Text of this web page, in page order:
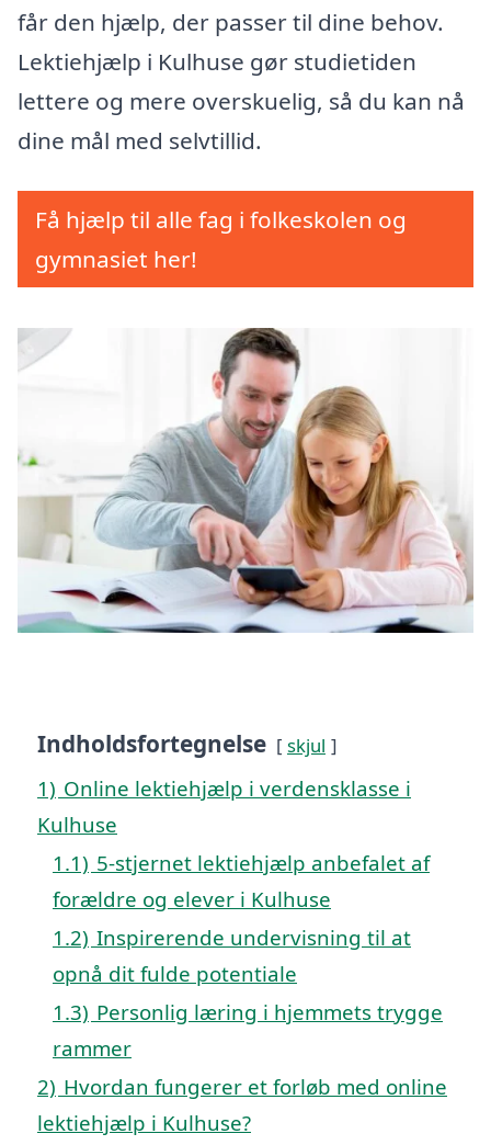
får den hjælp, der passer til dine behov.
Lektiehjælp i Kulhuse gør studietiden
lettere og mere overskuelig, så du kan nå
dine mål med selvtillid.
Få hjælp til alle fag i folkeskolen og
gymnasiet her!
Indholdsfortegnelse skjul
1) Online lektiehjælp i verdensklasse i
Kulhuse
1.1) 5-stjernet lektiehjælp anbefalet af
forældre og elever i Kulhuse
1.2) Inspirerende undervisning til at
opnå dit fulde potentiale
1.3) Personlig læring i hjemmets trygge
rammer
2) Hvordan fungerer et forløb med online
lektiehjælp i Kulhuse?